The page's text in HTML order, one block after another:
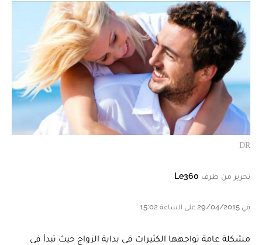
DR
تحرير من طرف Le360
في 29/04/2015 على الساعة 15:02
مشكلة عامة تواجهها الكثيرات فى بداية الزواج حيث تبدأ فى